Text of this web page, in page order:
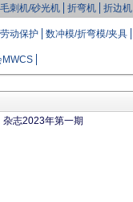
刺机/砂光机 折弯机 折边机
劳动保护 数冲模/折弯模/夹具
MWCS
杂志2023年第一期